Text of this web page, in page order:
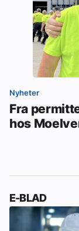
Nyheter
Fra
hos
E-BLAD